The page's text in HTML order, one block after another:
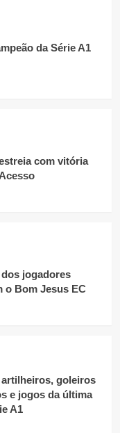
da Série A1
com vitória
jogadores
o Bom Jesus EC
goleiros
e jogos da última
A1